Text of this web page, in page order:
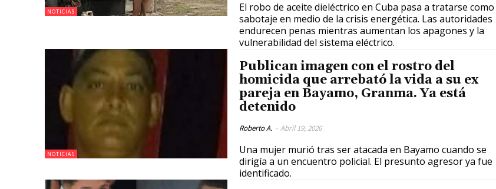
NOTICIAS
El robo de aceite dieléctrico en Cuba pasa a tratarse como
sabotaje en medio de la crisis energética. Las autoridades
endurecen penas mientras aumentan los apagones y la
vulnerabilidad del sistema eléctrico.
NOTICIAS
Publican imagen con el rostro del
homicida que arrebató la vida a su ex
pareja en Bayamo, Granma. Ya está
detenido
Roberto A. - Abril 19, 2026
Una mujer murió tras ser atacada en Bayamo cuando se
dirigía a un encuentro policial. El presunto agresor ya fue
identificado.